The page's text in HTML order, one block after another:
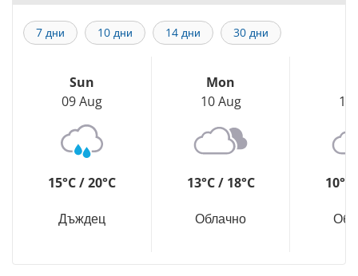
7 дни 10 дни 14 дни 30 дни
Sun
09 Aug
15°C / 20°C
Дъждец
Mon
10 Aug
13°C / 18°C
Облачно
11
10°C